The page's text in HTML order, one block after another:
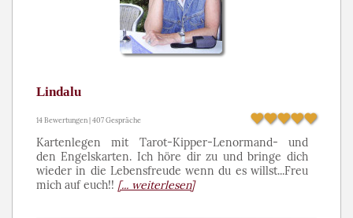
Lindalu
14 Bewertungen | 407 Gespräche
Kartenlegen mit Tarot-Kipper-Lenormand- und
den Engelskarten. Ich höre dir zu und bringe dich
wieder in die Lebensfreude wenn du es willst...Freu
mich auf euch!! [... weiterlesen]